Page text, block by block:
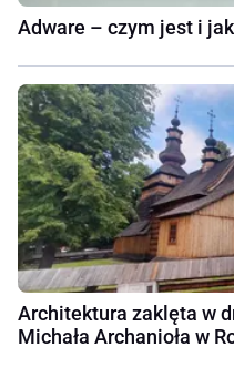
Adware – czym jest i
Architektura zaklęta w
Michała Archanioła w